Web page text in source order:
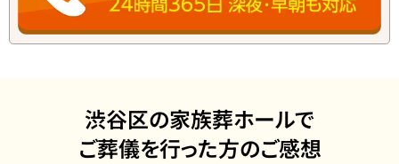
渋谷区の家族葬ホールで
ご葬儀を行った方のご感想